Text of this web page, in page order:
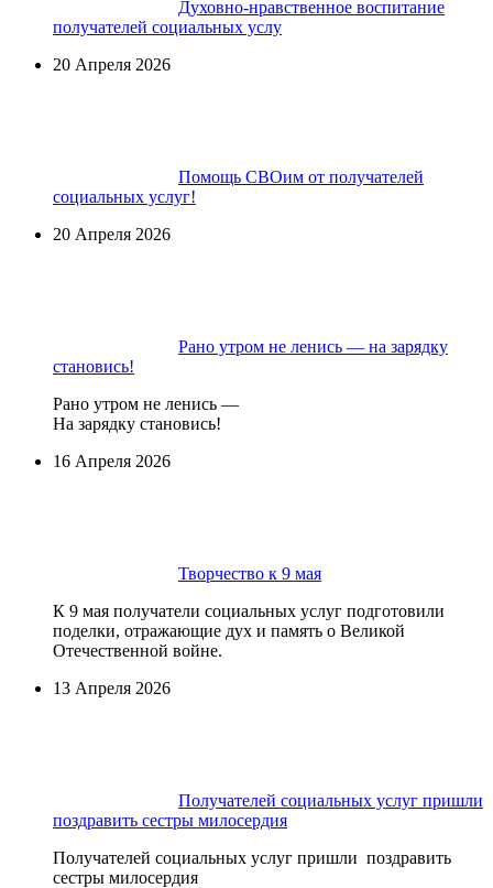
Духовно-нравственное воспитание
получателей социальных услу
20 Апреля 2026
Помощь СВОим от получателей
социальных услуг!
20 Апреля 2026
Рано утром не ленись — на зарядку
становись!
Рано утром не ленись —
На зарядку становись!
16 Апреля 2026
Творчество к 9 мая
К 9 мая получатели социальных услуг подготовили
поделки, отражающие дух и память о Великой
Отечественной войне.
13 Апреля 2026
Получателей социальных услуг пришли
поздравить сестры милосердия
Получателей социальных услуг пришли поздравить
сестры милосердия